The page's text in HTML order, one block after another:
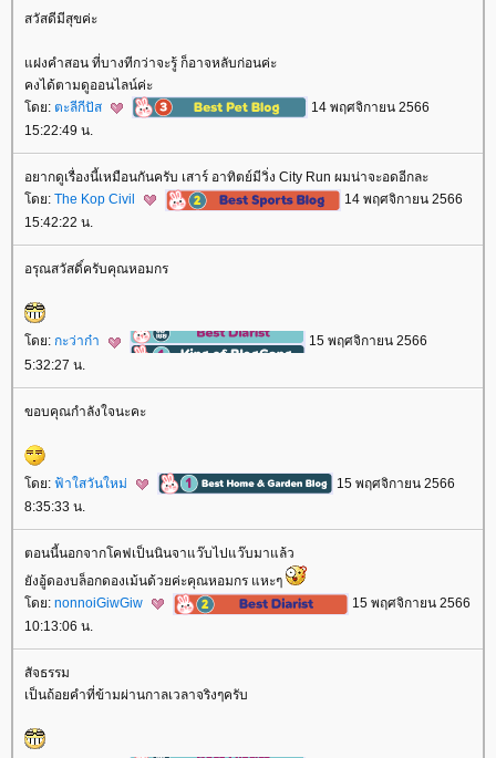
สวัสดีมีสุขค่ะ
ฝงคำสอน ที่บางทีกว่าจะรู้ ก็อาจหลับก่อนค่ะ
คงได้ตามดูออนไลน์ค่ะ
ดย: ตะลีกีปัส
14 พฤศจิกายน 2566
15:22:49 น.
อยากดูเรื่องนี้เหมือนกันครับ เสาร์ อาทิตย์มีวิ่ง City Run ผมน่าจะอดอีกละ
ดย: The Kop Civil
14 พฤศจิกายน 2566
15:42:22 น.
อรุณสวัสดิ์ครับคุณหอมกร
ดย: กะว่าก๋า
15 พฤศจิกายน 2566
5:32:27 น.
ขอบคุณกำลังใจนะคะ
ดย: ฟ้าใสวันใหม่
15 พฤศจิกายน 2566
8:35:33 น.
ตอนนี้นอกจากโคฟเป็นนินจาแว๊บไปแว๊บมาแล้ว
ังอู้ดองบล็อกดองเม้นด้วยค่ะคุณหอมกร แหะๆ
ดย: nonnoiGiwGiw
15 พฤศจิกายน 2566
10:13:06 น.
สัจธรรม
เป็นถ้อยคำที่ข้ามผ่านกาลเวลาจริงๆครับ